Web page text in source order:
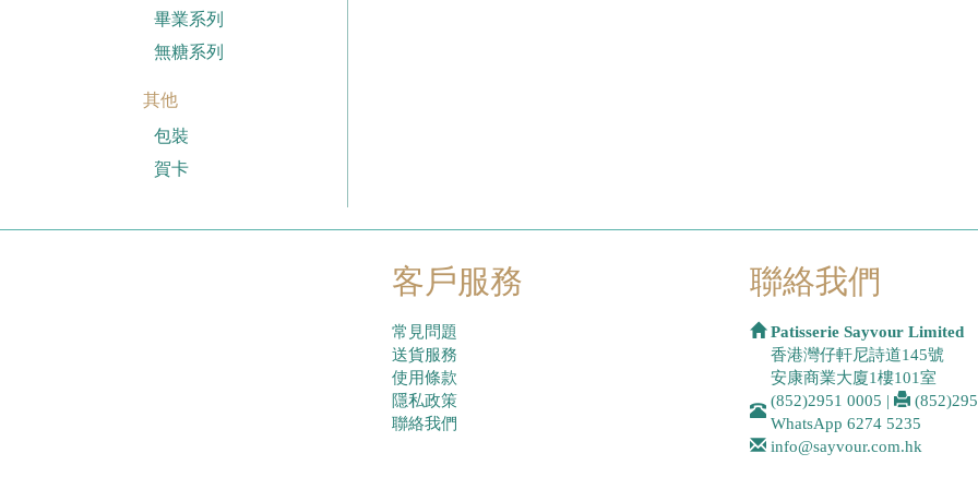
畢業系列
無糖系列
其他
包裝
賀卡
客戶服務
常見問題
送貨服務
使用條款
隱私政策
聯絡我們
聯絡我們
Patisserie Sayvour Limited
香港灣仔軒尼詩道145號
安康商業大廈1樓101室
(852)2951 0005 |
WhatsApp 6274 5235
info@sayvour.com.hk